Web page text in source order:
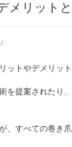
メリット
ットやデメリッ
を提案されたり
、すべての巻き